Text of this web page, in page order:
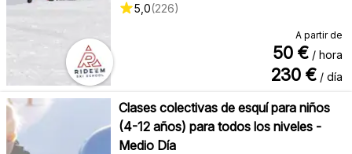
5,0(226)
A partir de
50 € / hora
230 € / día
Clases colectivas de esquí para niños
(4-12 años) para todos los niveles -
Medio Día